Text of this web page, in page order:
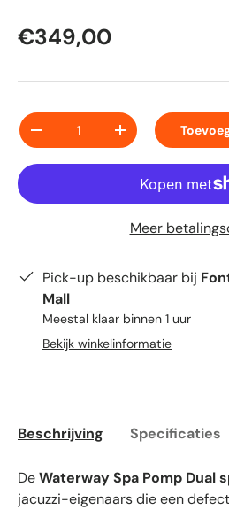
€349,00
Aantal
-
+
Meer
Pick-up beschikbaar bij
Mall
Meestal klaar binnen 1 uur
Bekijk winkelinformatie
Beschrijving Specificaties
DeWaterway Spa Pomp Dual
jacuzzi-eigenaars die een